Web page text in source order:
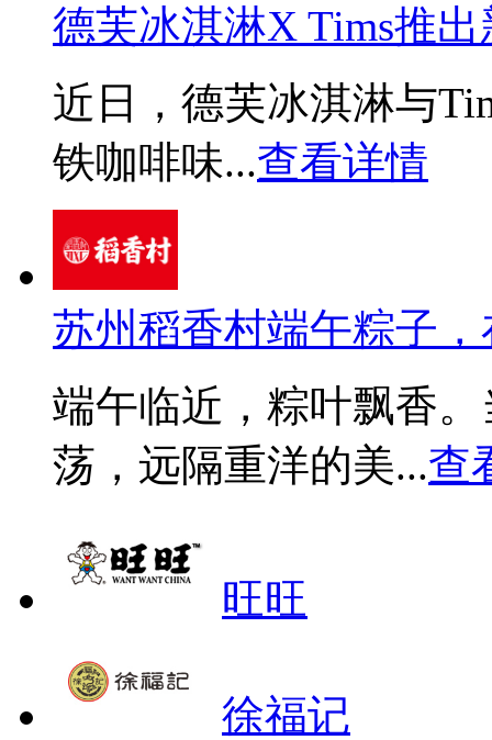
德芙冰淇淋X Tims推
近日，德芙冰淇淋与
铁咖啡味...查看详情
苏州稻香村端午粽子
端午临近，粽叶飘香
荡，远隔重洋的美...查
旺旺
徐福记